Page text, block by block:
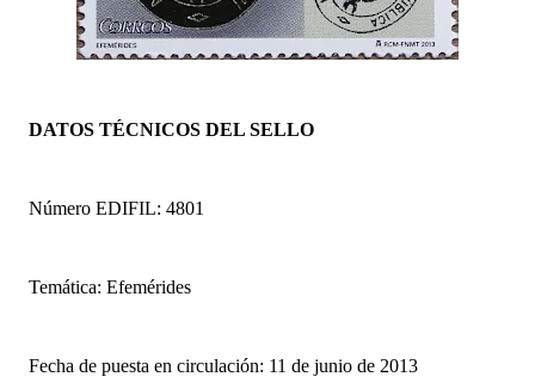
DATOS TÉCNICOS DEL SELLO
Número EDIFIL: 4801
Temática: Efemérides
Fecha de puesta en circulación: 11 de junio de 2013